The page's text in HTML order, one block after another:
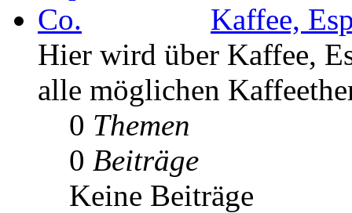
Kaffee,
Hier wird über Kaffee,
alle möglichen
0 Themen
0 Beiträge
Keine Beiträge